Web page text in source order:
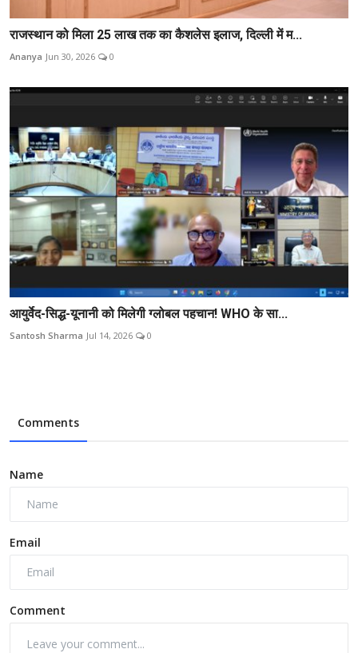
राजस्थान को मिला 25 लाख तक का कैशलेस इलाज, दिल्ली में म...
Ananya Jun 30, 2026 0
आयुर्वेद-सिद्ध-यूनानी को मिलेगी ग्लोबल पहचान! WHO के सा...
Santosh Sharma Jul 14, 2026 0
Comments
Name
Email
Comment